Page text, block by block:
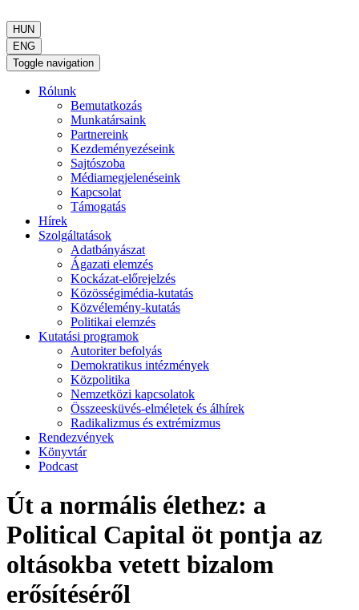
HUN
ENG
Toggle navigation
Rólunk
Bemutatkozás
Munkatársaink
Partnereink
Kezdeményezéseink
Sajtószoba
Médiamegjelenéseink
Kapcsolat
Támogatás
Hírek
Szolgáltatások
Adatbányászat
Ágazati elemzés
Kockázat-előrejelzés
Közösségimédia-kutatás
Közvélemény-kutatás
Politikai elemzés
Kutatási programok
Autoriter befolyás
Demokratikus intézmények
Közpolitika
Nemzetközi kapcsolatok
Összeesküvés-elméletek és álhírek
Radikalizmus és extrémizmus
Rendezvények
Könyvtár
Podcast
Út a normális élethez: a
Political Capital öt pontja az
oltásokba vetett bizalom
erősítéséről